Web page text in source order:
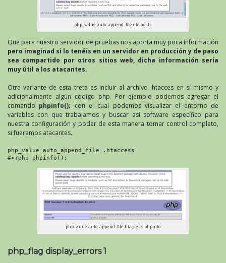
php_value auto_append_file etc hosts
Que para nuestro servidor de pruebas nos aporta muy poca información
pero imaginad si lo tenéis en un servidor en producción y de paso
sea compartido por otros sitios web, dicha información sería
muy útil a los atacantes.
Otra variante de esta treta es incluir al archivo .htacces en sí mismo y
adicionalmente algún código php. Por ejemplo podemos agregar el
comando phpinfo(); con el cual podemos visualizar el entorno de
variables con que trabajamos y buscar así software específico para
nuestra configuración y poder de esta manera tomar control completo,
si fueramos atacantes.
php_value auto_append_file .htaccess
#<?php phpinfo();
php_value auto_append_file htaccess phpinfo
php_flag display_errors 1